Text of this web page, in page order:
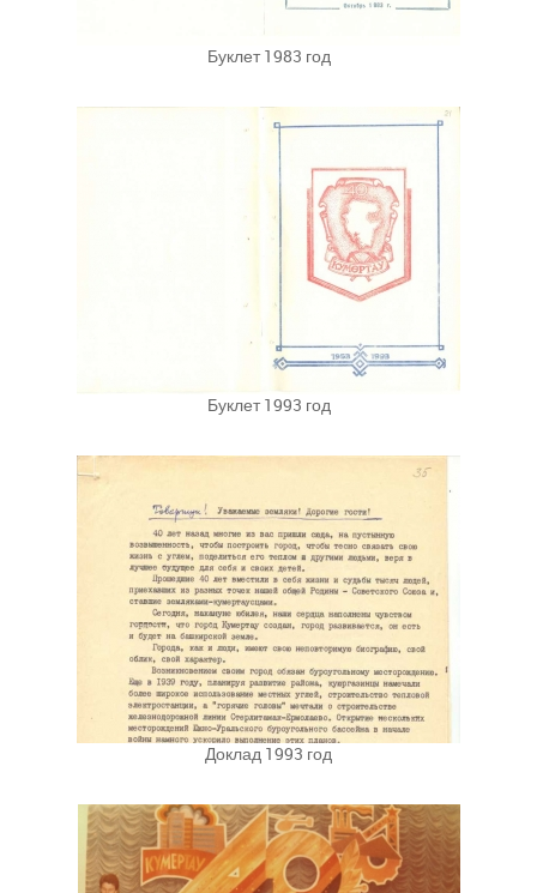
Буклет 1983 год
Буклет 1993 год
Доклад 1993 год